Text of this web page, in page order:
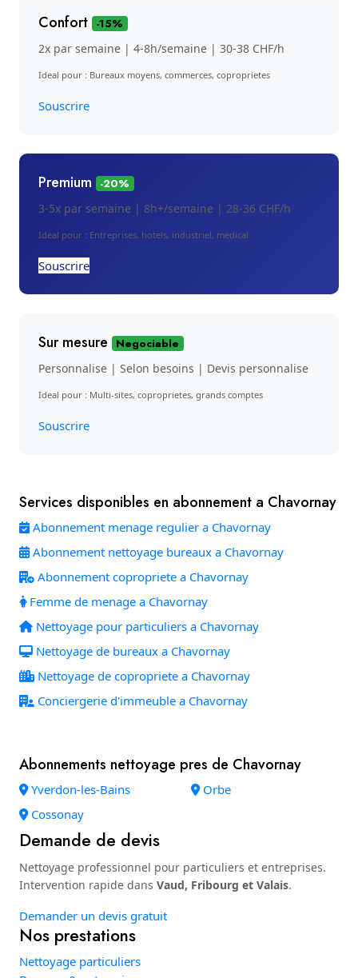
Confort -15%
2x par semaine | 4-8h/semaine | 30-38 CHF/h
Ideal pour : Bureaux moyens, commerces, coproprietes
Souscrire
Premium
-20%
3-5x par semaine | 8h+/semaine | 28-36 CHF/h
Ideal pour : Entreprises, hotels, industriel, medical
Souscrire
Sur mesure
Negociable
Personnalise | Selon besoins | Devis personnalise
Ideal pour : Multi-sites, coproprietes, grands comptes
Souscrire
Services disponibles en abonnement a Chavornay
Abonnement menage regulier a Chavornay
Abonnement nettoyage bureaux a Chavornay
Abonnement copropriete a Chavornay
Femme de menage a Chavornay
Nettoyage pour particuliers a Chavornay
Nettoyage de bureaux a Chavornay
Nettoyage de copropriete a Chavornay
Conciergerie d'immeuble a Chavornay
Abonnements nettoyage pres de Chavornay
Yverdon-les-Bains
Orbe
Cossonay
Demande de devis
Nettoyage professionnel pour particuliers et entreprises.
Intervention rapide dans Vaud, Fribourg et Valais.
Demander un devis gratuit
Nos prestations
Nettoyage particuliers